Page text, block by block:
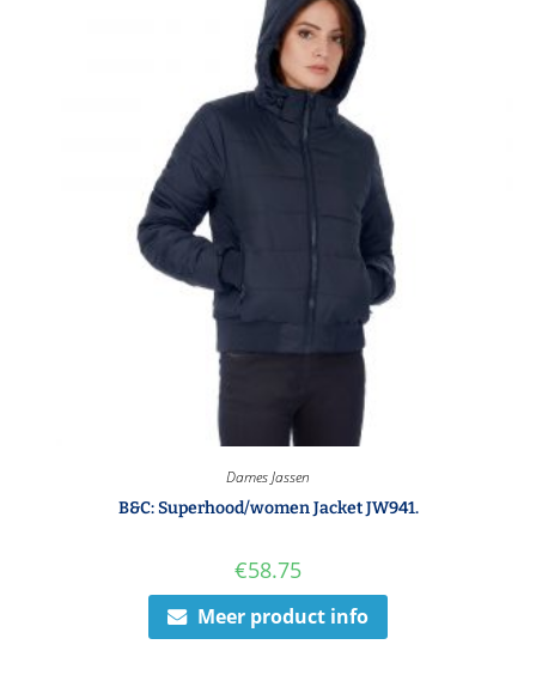
Dames Jassen
B&C: Superhood/women Jacket JW941.
€58.75
Meer product info